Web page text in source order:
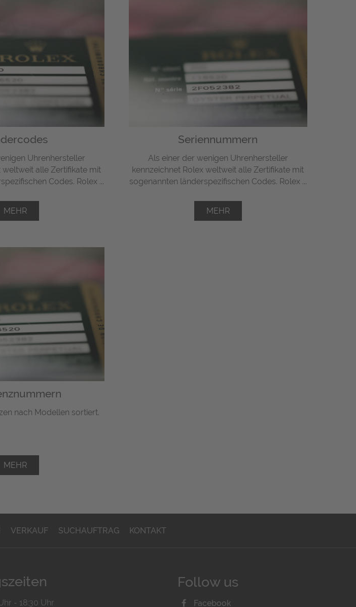
Uhrenhersteller
weltweit alle Zertifikate mit
Codes. Rolex ...
MEHR
Seriennummern
Als einer der wenigen Uhrenhersteller
kennzeichnet Rolex weltweit alle Zertifikate mit
sogenannten länderspezifischen Codes. Rolex ...
MEHR
nach Modellen sortiert.
MEHR
VERKAUF SUCHAUFTRAG KONTAKT
- 18:30 Uhr
Follow us
Facebook